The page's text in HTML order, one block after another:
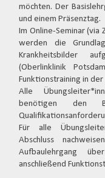
möchten. Der
und einem Präsenztag.
Im Online-Seminar
werden die
Krankheitsbilder
(Oberlinklinik
Funktionstraining in
Alle
benötigen den
Für alle
Abschluss
Aufbaulehrgang
anschließend